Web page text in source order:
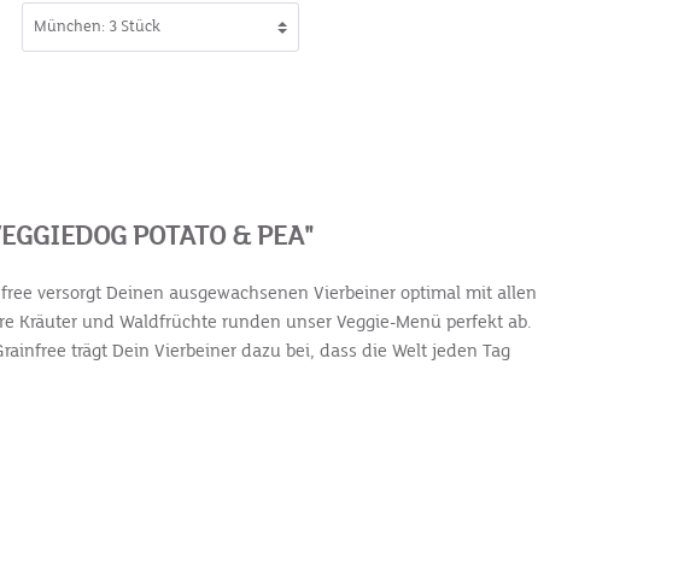
POTATO & PEA"
versorgt Deinen ausgewachsenen Vierbeiner optimal mit allen
Kräuter und Waldfrüchte runden unser Veggie-Menü perfekt ab.
trägt Dein Vierbeiner dazu bei, dass die Welt jeden Tag